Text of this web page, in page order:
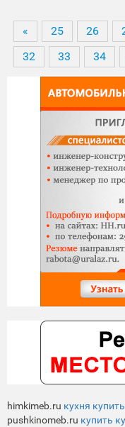
« 25 26
32
33 34
himkimeb.ru кухня
pushkinomeb.ru купить